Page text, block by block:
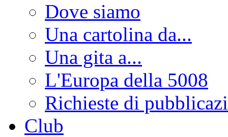
Dove siamo
Una cartolina da...
Una gita a...
L'Europa della 5008
Richieste di
Club